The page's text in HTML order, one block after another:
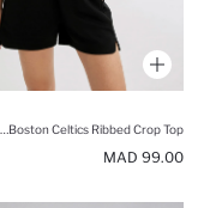
99.00 MAD